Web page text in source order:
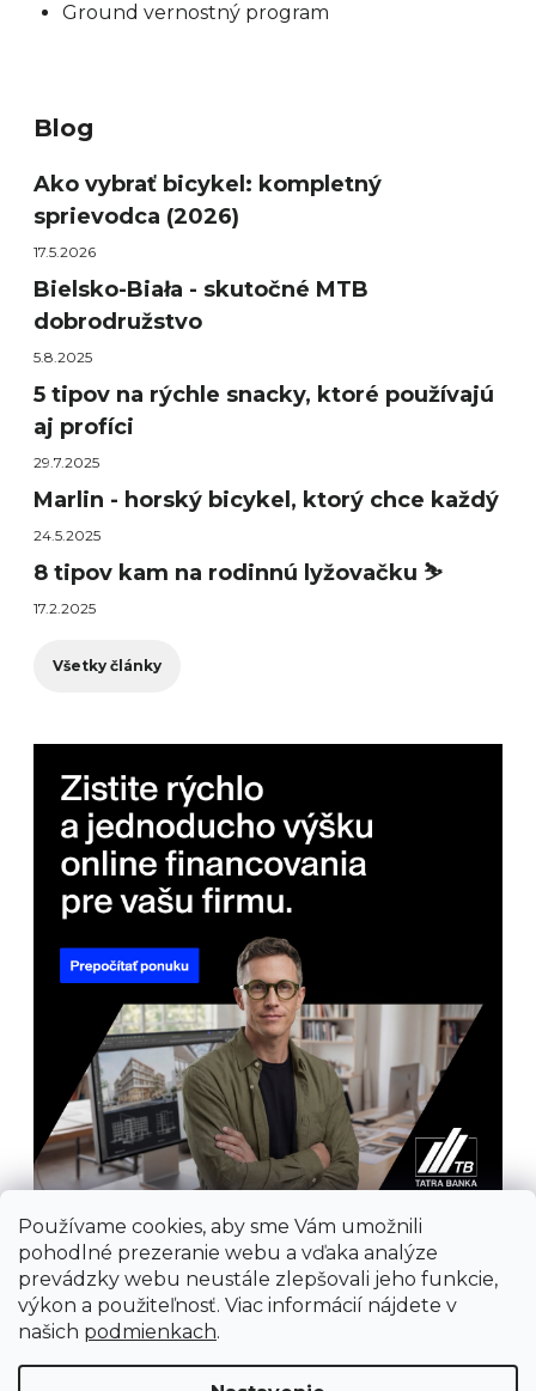
Používame cookies, aby sme Vám umožnili
pohodlné prezeranie webu a vďaka analýze
prevádzky webu neustále zlepšovali jeho funkcie,
výkon a použiteľnosť. Viac informácií nájdete v
našich podmienkach.
Ground vernostný program
Blog
Ako vybrať bicykel: kompletný
sprievodca (2026)
17.5.2026
Bielsko-Biała - skutočné MTB
dobrodružstvo
5.8.2025
5 tipov na rýchle snacky, ktoré používajú
aj profíci
29.7.2025
Marlin - horský bicykel, ktorý chce každý
24.5.2025
8 tipov kam na rodinnú lyžovačku ⛷️
17.2.2025
Všetky články